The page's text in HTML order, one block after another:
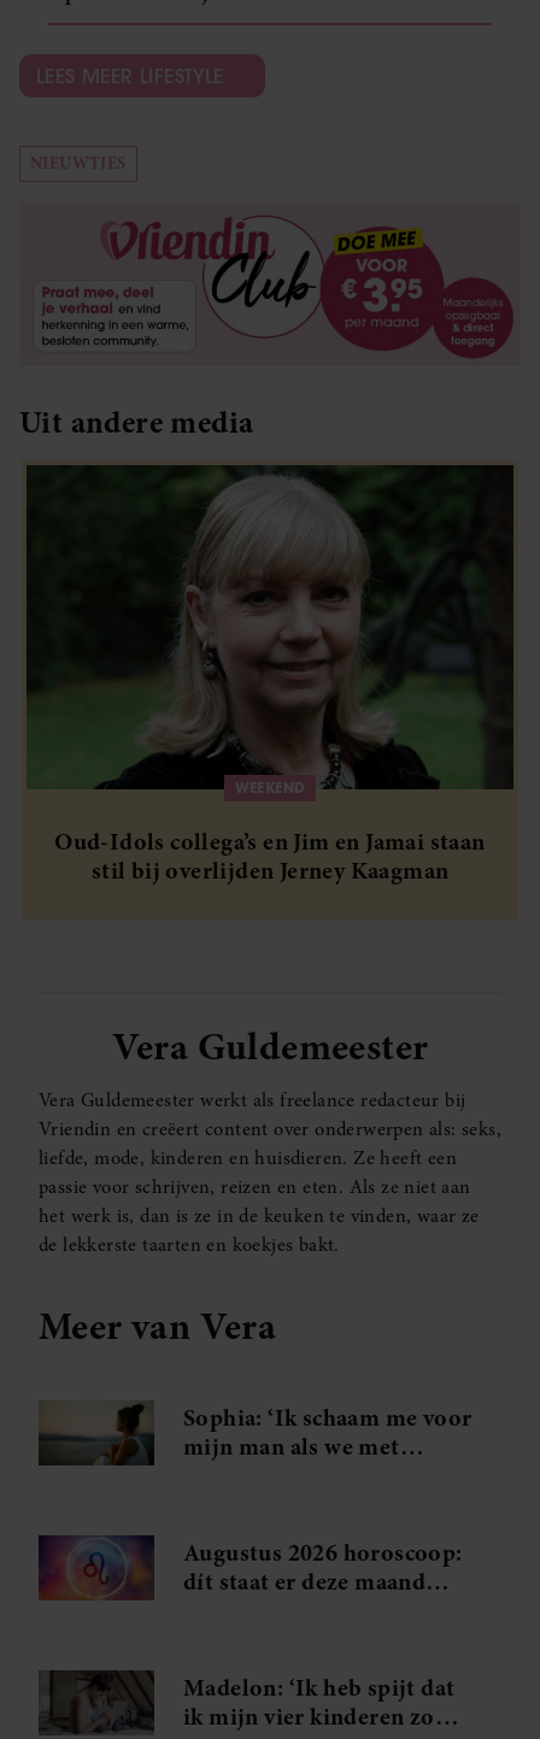
LEES MEER LIFESTYLE
NIEUWTJES
Uit andere media
WEEKEND
Oud-Idols collega’s en Jim en Jamai staan
stil bij overlijden Jerney Kaagman
Vera Guldemeester
Vera Guldemeester werkt als freelance redacteur bij
Vriendin en creëert content over onderwerpen als: seks,
liefde, mode, kinderen en huisdieren. Ze heeft een
passie voor schrijven, reizen en eten. Als ze niet aan
het werk is, dan is ze in de keuken te vinden, waar ze
de lekkerste taarten en koekjes bakt.
Meer van Vera
Sophia: ‘Ik schaam me voor
mijn man als we met
Augustus 2026 horoscoop:
dít staat er deze maand
Madelon: ‘Ik heb spijt dat
ik mijn vier kinderen zo